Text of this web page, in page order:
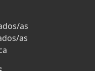
as
as